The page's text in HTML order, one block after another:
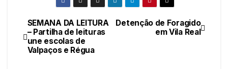
Navegação
de
Detenção de Foragido
em Vila Real
SEMANA DA LEITURA
– Partilha de leituras
une escolas de
Valpaços e Régua